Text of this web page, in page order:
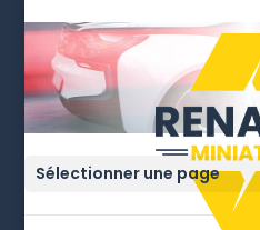
Sélectionner une page